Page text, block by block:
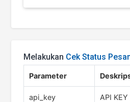
Melakukan Cek Status
Parameter
api_key API